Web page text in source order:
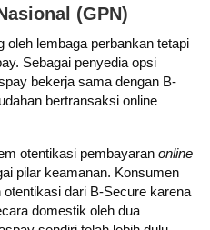
(GPN)
oleh lembaga perbankan tetapi
Sebagai penyedia opsi
bekerja sama dengan B-
bertransaksi online
otentikasi pembayaran online
pilar keamanan. Konsumen
dari B-Secure karena
domestik oleh dua